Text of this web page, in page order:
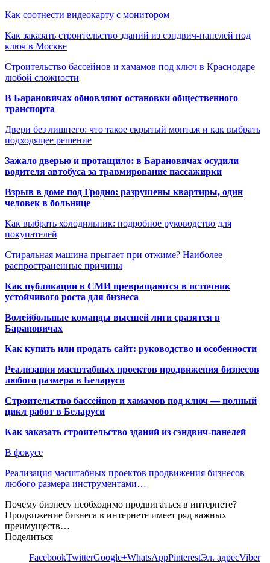
Как соотнести видеокарту с монитором
Как заказать строительство зданий из сэндвич-панелей под
ключ в Москве
Строительство бассейнов и хамамов под ключ в Краснодаре
любой сложности
В Барановичах обновляют остановки общественного
транспорта
Двери без лишнего: что такое скрытый монтаж и как выбрать
подходящее решение
Зажало дверью и протащило: в Барановичах осудили
водителя автобуса за травмирование пассажирки
Взрыв в доме под Гродно: разрушены квартиры, один
человек в больнице
Как выбрать холодильник: подробное руководство для
покупателей
Стиральная машина прыгает при отжиме? Наиболее
распространенные причины
Как публикации в СМИ превращаются в источник
устойчивого роста для бизнеса
Волейбольные команды высшей лиги сразятся в
Барановичах
Как купить или продать сайт: руководство и особенности
Реализация масштабных проектов продвижения бизнесов
любого размера в Беларуси
Строительство бассейнов и хамамов под ключ — полный
цикл работ в Беларуси
Как заказать строительство зданий из сэндвич-панелей
В фокусе
Реализация масштабных проектов продвижения бизнесов
любого размера инструментами…
Почему бизнесу необходимо продвигаться в интернете?
Продвижение бизнеса в интернете имеет ряд важных
преимуществ…
Поделиться
FacebookTwitterGoogle+WhatsAppPinterestЭл. адресViber